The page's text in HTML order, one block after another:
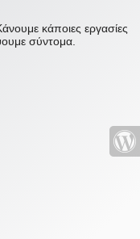
κάποιες εργασίες
σύντομα.